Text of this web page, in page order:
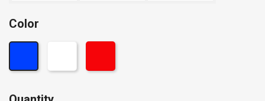
Color